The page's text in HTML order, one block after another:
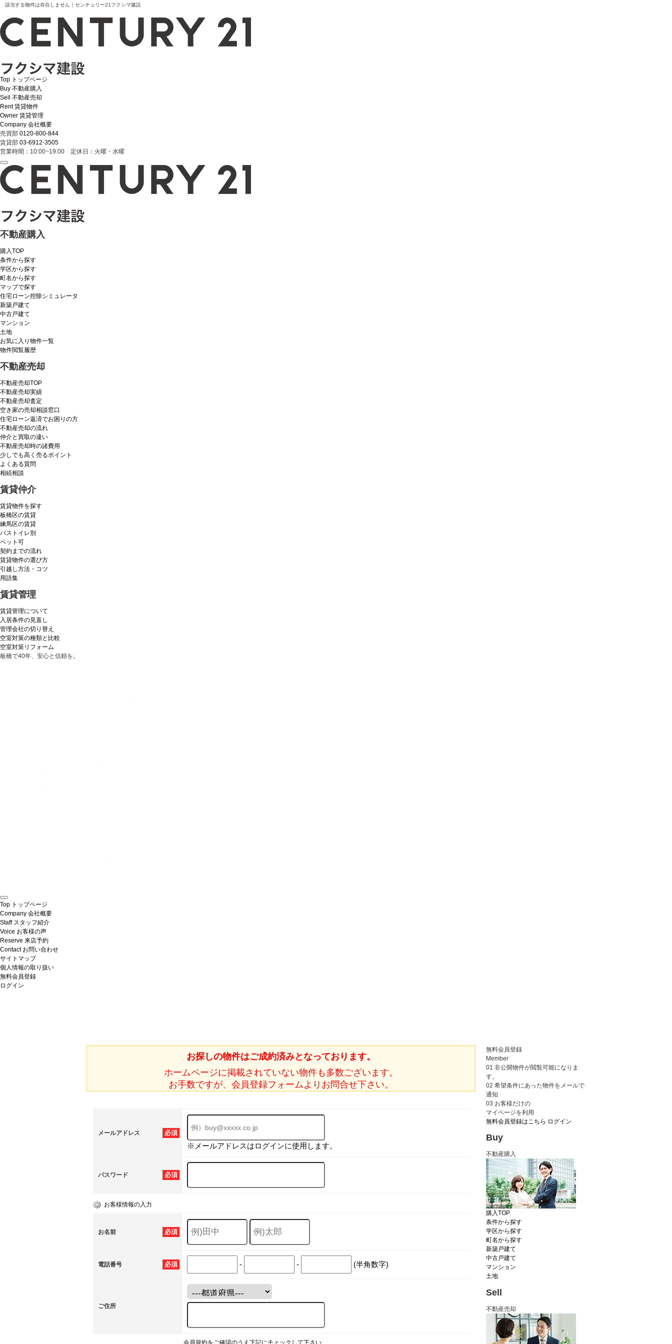
該当する物件は存在しません｜センチュリー21フクシマ建設
Top トップページ
Buy 不動産購入
Sell
不動産売却
Rent 賃貸物件
Owner 賃貸管理
Company 会社概要
売買部 0120-800-844
賃貸部 03-6912-3505
営業時間：10:00~19:00 定休日：火曜・水曜
不動産購入
購入TOP
条件から探す
学区から探す
町名から探す
マップで探す
住宅ローン控除シミュレータ
新築戸建て
中古戸建て
マンション
土地
お気に入り物件一覧
物件閲覧履歴
不動産売却
不動産売却TOP
不動産売却実績
不動産売却査定
空き家の売却相談窓口
住宅ローン返済でお困りの方
不動産売却の流れ
仲介と買取の違い
不動産売却時の諸費用
少しでも高く売るポイント
よくある質問
相続相談
賃貸仲介
賃貸物件を探す
板橋区の賃貸
練馬区の賃貸
バストイレ別
ペット可
契約までの流れ
賃貸物件の選び方
引越し方法・コツ
用語集
賃貸管理
賃貸管理について
入居条件の見直し
管理会社の切り替え
空室対策の種類と比較
空室対策リフォーム
板橋で40年、安心と信頼を。
Top トップページ
Company 会社概要
Staff スタッフ紹介
Voice お客様の声
Reserve 来店予約
Contact お問い合わせ
サイトマップ
個人情報の取り扱い
無料会員登録
ログイン
お探しの物件はご成約済みとなっております。
ホームページに掲載されていない物件も多数ございます。
お手数ですが、会員登録フォームよりお問合せ下さい。
必須
メールアドレス
※メールアドレスはログインに使用します。
必須
パスワード
お客様情報の入力
必須
お名前
必須
電話番号 - - (半角数字)
ご住所
会員規約をご確認のうえ下記にチェックして下さい。
無料会員登録
Member
01 非公開物件が閲覧可能になりま
す。
02 希望条件にあった物件をメールで
通知
03 お客様だけの
マイページを利用
無料会員登録はこちら ログイン
Buy
不動産購入
購入TOP
条件から探す
学区から探す
町名から探す
新築戸建て
中古戸建て
マンション
土地
Sell
不動産売却